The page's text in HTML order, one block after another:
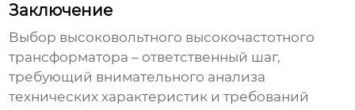
Заключение
Выбор высоковольтного высокочастотного
трансформатора – ответственный шаг,
требующий внимательного анализа
технических характеристик и требований